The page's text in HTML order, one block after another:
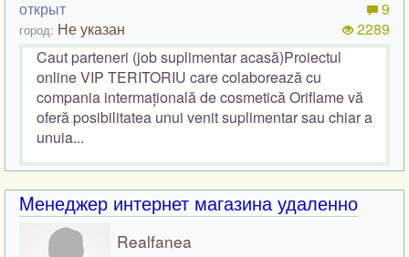
открыт
город: Не указан
9
2289
Caut parteneri (job suplimentar acasă)Proiectul
online VIP TERITORIU care colaborează cu
compania intermațională de cosmetică Oriflame vă
oferă posibilitatea unui venit suplimentar sau chiar a
unuia...
Mенеджер интернет магазина удаленно
Realfanea